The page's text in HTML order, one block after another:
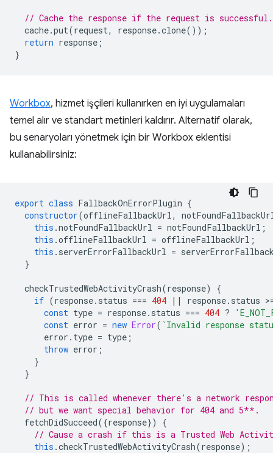
// Cache the response if the request is successful.
cache.put(request, response.clone());
return response ;
}
Workbox, hizmet işçileri kullanırken en iyi uygulamaları
temel alır ve standart metinleri kaldırır. Alternatif olarak,
bu senaryoları yönetmek için bir Workbox eklentisi
kullanabilirsiniz:
export class FallbackOnErrorPlugin {
constructor(offlineFallbackUrl,
this .notFoundFallbackUrl = notFoundFallbackUrl ;
this .offlineFallbackUrl = offlineFallbackUrl ;
this . serverErrorFallbackUrl =
}
checkTrustedWebActivityCrash(response)
{
if (response. status === 404 || response. status >
const type = response. status === 404 ?
const error = new Error( `Invalid response
error . type = type ;
throw error ;
}
}
// This is called whenever there's a network
// but we want special behavior for 404 and 5**.
fetchDidSucceed({response})
{
// Cause a crash if this is a Trusted Web
this .checkTrustedWebActivityCrash(response);